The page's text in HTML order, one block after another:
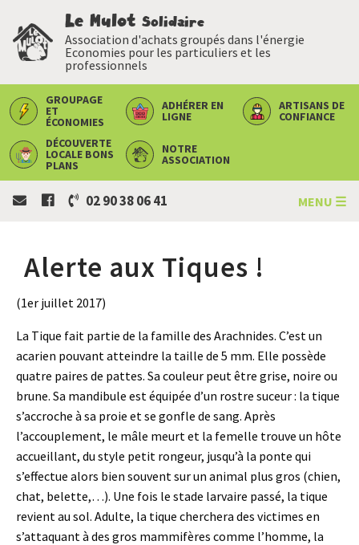
Le Mulot Solidaire
Association d'achats groupés dans l'énergie
Economies pour les particuliers et les
professionnels
GROUPAGE
ET
ÉCONOMIES
ADHÉRER EN
LIGNE
ARTISANS DE
CONFIANCE
DÉCOUVERTE
LOCALE BONS
PLANS
NOTRE
ASSOCIATION
02 90 38 06 41 MENU ☰
Alerte aux Tiques !
(1er juillet 2017)
La Tique fait partie de la famille des Arachnides. C’est un
acarien pouvant atteindre la taille de 5 mm. Elle possède
quatre paires de pattes. Sa couleur peut être grise, noire ou
brune. Sa mandibule est équipée d’un rostre suceur : la tique
s’accroche à sa proie et se gonfle de sang. Après
l’accouplement, le mâle meurt et la femelle trouve un hôte
accueillant, du style petit rongeur, jusqu’à la ponte qui
s’effectue alors bien souvent sur un animal plus gros (chien,
chat, belette,…). Une fois le stade larvaire passé, la tique
revient au sol. Adulte, la tique cherchera des victimes en
s’attaquant à des gros mammifères comme l’homme, la